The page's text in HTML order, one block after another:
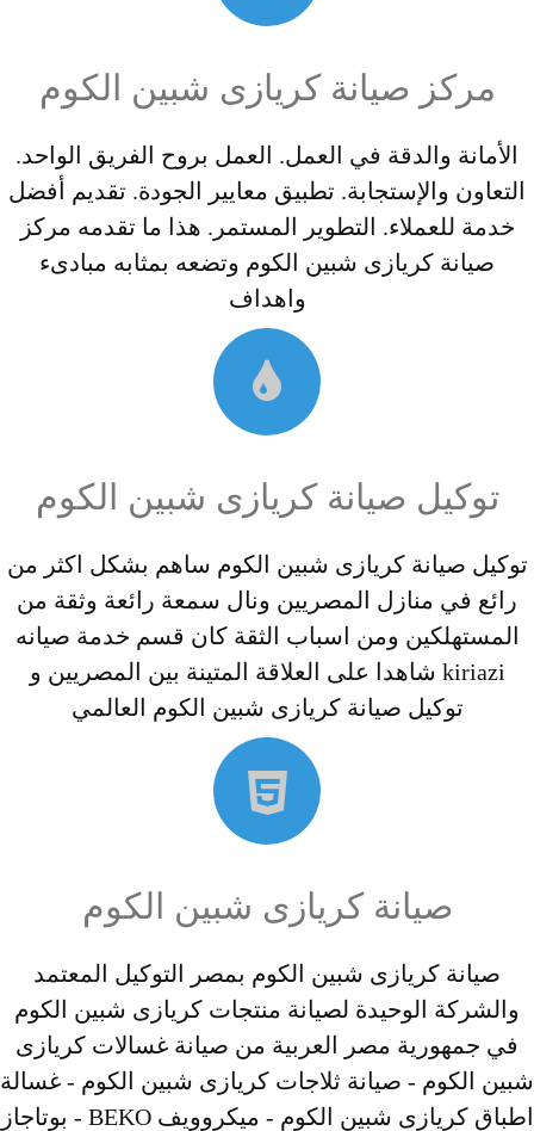
مركز صيانة كريازى شبين الكوم
الأمانة والدقة في العمل. العمل بروح الفريق الواحد.
التعاون والإستجابة. تطبيق معايير الجودة. تقديم أفضل
خدمة للعملاء. التطوير المستمر. هذا ما تقدمه مركز
صيانة كريازى شبين الكوم وتضعه بمثابه مبادىء
واهداف
توكيل صيانة كريازى شبين الكوم
توكيل صيانة كريازى شبين الكوم ساهم بشكل اكثر من
رائع في منازل المصريين ونال سمعة رائعة وثقة من
المستهلكين ومن اسباب الثقة كان قسم خدمة صيانه
kiriazi شاهدا على العلاقة المتينة بين المصريين و
توكيل صيانة كريازى شبين الكوم العالمي
صيانة كريازى شبين الكوم
صيانة كريازى شبين الكوم بمصر التوكيل المعتمد
والشركة الوحيدة لصيانة منتجات كريازى شبين الكوم
في جمهورية مصر العربية من صيانة غسالات كريازى
شبين الكوم - صيانة ثلاجات كريازى شبين الكوم - غسالة
اطباق كريازى شبين الكوم - ميكروويف BEKO - بوتاجاز